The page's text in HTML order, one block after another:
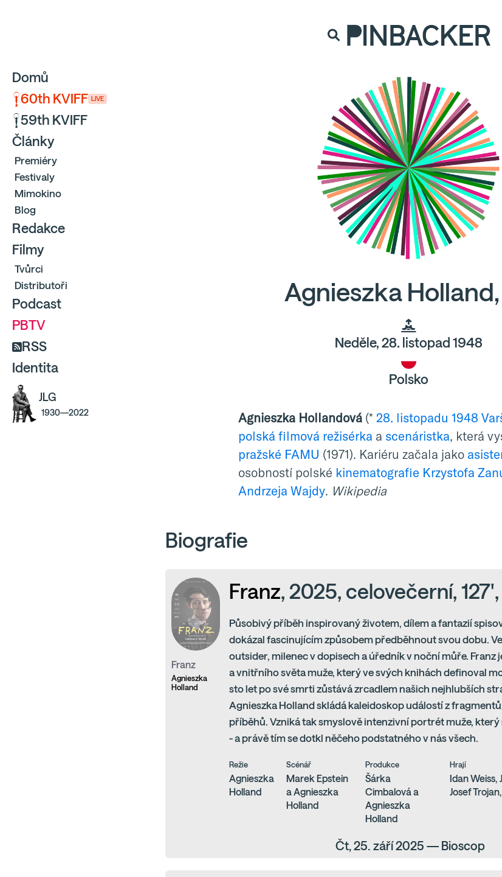
PINBACKER
Domů
60th KVIFF LIVE
59th KVIFF
Články
Premiéry
Festivaly
Mimokino
Blog
Redakce
Filmy
Tvůrci
Distributoři
Podcast
PBTV
RSS
Identita
JLG
1930—2022
Agnieszka
Neděle, 28. listopad 1948
Polsko
Agnieszka Hollandová (* 28. listopadu 1948
polská filmová režisérka a scenáristka, která
pražské FAMU (1971). Kariéru začala jako
osobností polské kinematografie Krzystofa
Andrzeja Wajdy. Wikipedia
Biografie
Franz
Agnieszka
Holland
Franz, 2025, celovečerní,
Působivý příběh inspirovaný životem, dílem a fantazií
dokázal fascinujícím způsobem předběhnout svou dobu.
outsider, milenec v dopisech a úředník v noční můře. Franz
a vnitřního světa muže, který ve svých knihách definoval
sto let po své smrti zůstává zrcadlem našich nejhlubších
Agnieszka Holland skládá kaleidoskop událostí z
příběhů. Vzniká tak smyslově intenzivní portrét muže,
- a právě tím se dotkl něčeho podstatného v nás všech.
Režie
Agnieszka
Holland
Scénář
Marek Epstein
a Agnieszka
Holland
Produkce
Šárka
Cimbalová a
Agnieszka
Holland
Hrají
Idan Weiss,
Josef
Čt, 25. září 2025 — Bioscop